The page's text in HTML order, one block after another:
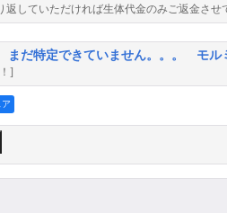
返していただければ生体代金のみご返金させ
まだ特定できていません。。。 モル
]
ア